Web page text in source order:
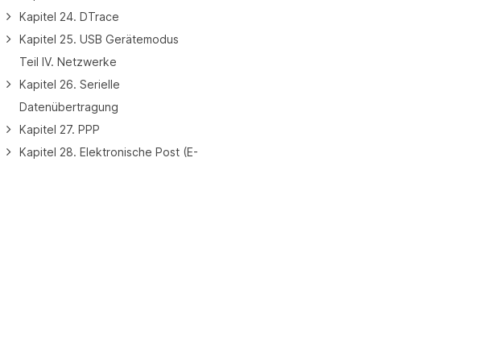
Kapitel 24. DTrace
Kapitel 25. USB Gerätemodus
Teil IV. Netzwerke
Kapitel 26. Serielle
Datenübertragung
Kapitel 27. PPP
Kapitel 28. Elektronische Post (E-